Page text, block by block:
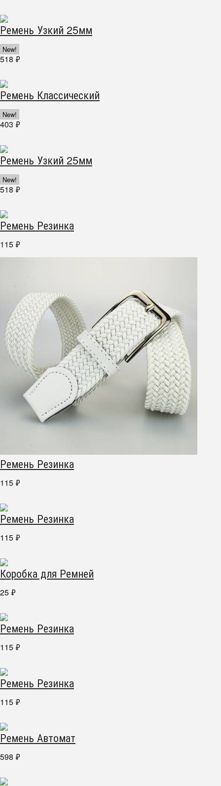
Ремень Узкий 25мм
New!
518 ₽
Ремень Классический
New!
403 ₽
Ремень Узкий 25мм
New!
518 ₽
Ремень Резинка
115 ₽
Ремень Резинка
115 ₽
Ремень Резинка
115 ₽
Коробка для Ремней
25 ₽
Ремень Резинка
115 ₽
Ремень Резинка
115 ₽
Ремень Автомат
598 ₽